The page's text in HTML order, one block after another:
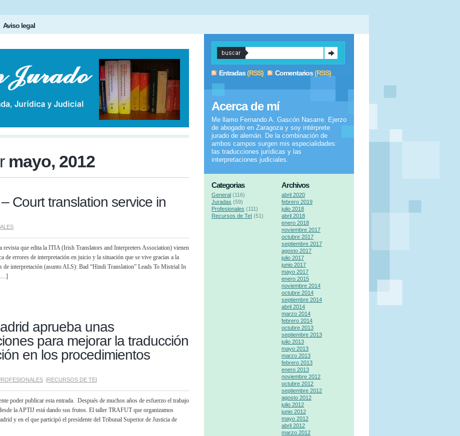
Aviso legal
mayo, 2012
Court translation service in
revista que edita la ITIA (Irish Translators and Interpreters Association) vienen
de errores de interpretación en juicio y la situación que se vive gracias a la
de interpretación (asunto ALS): Bad “Hindi Translation” Leads To Mistrial In
[…]
aprueba unas
para mejorar la traducción
en los procedimientos
|RECURSOS DE TEI
poder publicar esta entrada. Después de muchos años de esfuerzo el trabajo
la APTIJ está dando sus frutos. El taller TRAFUT que organizamos
y en el que participó el presidente del Tribunal Superior de Justicia de
Entradas(RSS) Comentarios(RSS)
Acerca de mí
Me llamo Fernando A. Gascón Nasarre. Ejerzo
de abogado en Zaragoza y soy intérprete
jurado de alemán. De la combinación de
ambos campos surgen mis especialidades:
las traducciones jurídicas y las
interpretaciones judiciales.
Categorias
General (116)
Juradas (59)
Profesionales (111)
Recursos de TeI (51)
Archivos
abril 2020
febrero 2019
julio 2018
abril 2018
enero 2018
noviembre 2017
octubre 2017
septiembre 2017
agosto 2017
julio 2017
junio 2017
mayo 2017
enero 2015
noviembre 2014
octubre 2014
septiembre 2014
abril 2014
marzo 2014
febrero 2014
octubre 2013
septiembre 2013
julio 2013
mayo 2013
marzo 2013
febrero 2013
enero 2013
noviembre 2012
octubre 2012
septiembre 2012
agosto 2012
julio 2012
junio 2012
mayo 2012
abril 2012
marzo 2012